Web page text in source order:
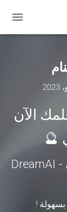
ب
لالآن
🔮
📱 تطبيق تفسير الأحلام الذكي - DreamAI
!